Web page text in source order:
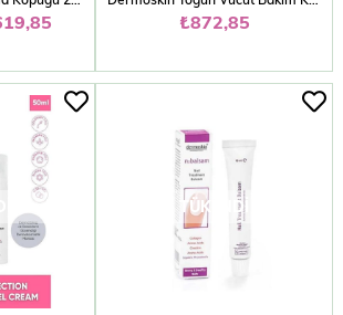
₺872,85
TÜKENDI